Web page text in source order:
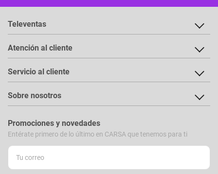
Televentas
Atención al cliente
Servicio al cliente
Sobre nosotros
Promociones y novedades
Entérate primero de lo último en CARSA que tenemos para ti